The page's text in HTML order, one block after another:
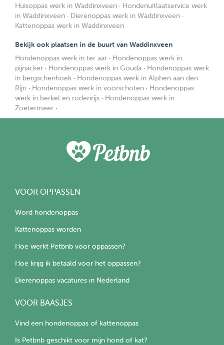
Huisoppas werk in Waddinxveen · Hondenuitlaatservice werk
in Waddinxveen · Dierenoppas werk in Waddinxveen ·
Kattenoppas werk in Waddinxveen
Bekijk ook plaatsen in de buurt van Waddinxveen
Hondenoppas werk in ter aar · Hondenoppas werk in
pijnacker · Hondenoppas werk in Gouda · Hondenoppas werk
in bergschenhoek · Hondenoppas werk in Alphen aan den
Rijn · Hondenoppas werk in voorschoten · Hondenoppas
werk in berkel en rodenrijs · Hondenoppas werk in
Zoetermeer ·
VOOR OPPASSEN
Word hondenoppas
Kattenoppas worden
Hoe werkt Petbnb voor oppassen?
Hoe krijg ik betaald voor het oppassen?
Dierenoppas vacatures in Nederland
VOOR BAASJES
Vind een hondenoppas of kattenoppas
Is Petbnb geschikt voor mijn hond of kat?